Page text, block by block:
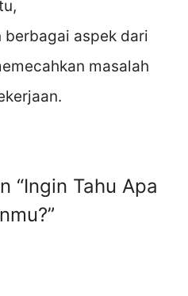
aspek dari
masalah
“Ingin Tahu Apa